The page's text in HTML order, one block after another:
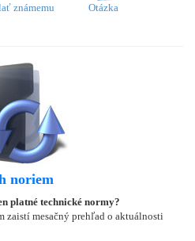
známemu Otázka
noriem
platné technické normy?
zaistí mesačný prehľad o aktuálnosti